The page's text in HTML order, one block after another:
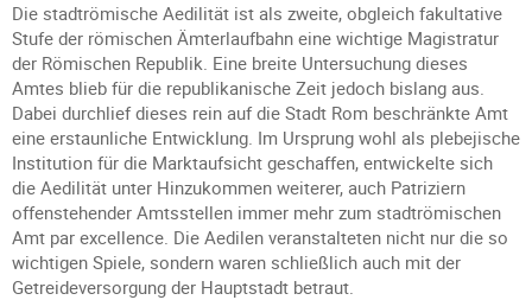
Die stadtrömische Aedilität ist als zweite, obgleich fakultative
Stufe der römischen Ämterlaufbahn eine wichtige Magistratur
der Römischen Republik. Eine breite Untersuchung dieses
Amtes blieb für die republikanische Zeit jedoch bislang aus.
Dabei durchlief dieses rein auf die Stadt Rom beschränkte Amt
eine erstaunliche Entwicklung. Im Ursprung wohl als plebejische
Institution für die Marktaufsicht geschaffen, entwickelte sich
die Aedilität unter Hinzukommen weiterer, auch Patriziern
offenstehender Amtsstellen immer mehr zum stadtrömischen
Amt par excellence. Die Aedilen veranstalteten nicht nur die so
wichtigen Spiele, sondern waren schließlich auch mit der
Getreideversorgung der Hauptstadt betraut.